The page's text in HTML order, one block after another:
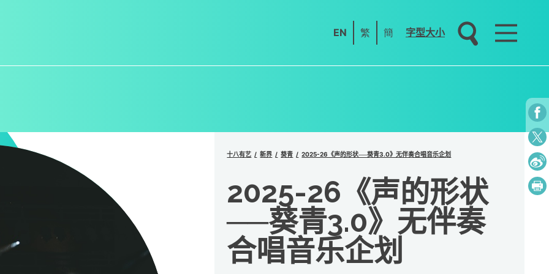
EN 繁 簡 字型大小
十八有艺 新界 葵青 2025-26《声的形状──葵青3.0》无伴奏合唱音乐企划
2025-26《声的形状
──葵青3.0》无伴奏
合唱音乐企划